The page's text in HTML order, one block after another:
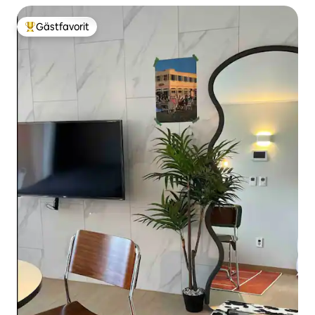
minuter till Jeju Airport / 10 minuter till Iho Teu
Populär gästfavorit
Gästfavorit